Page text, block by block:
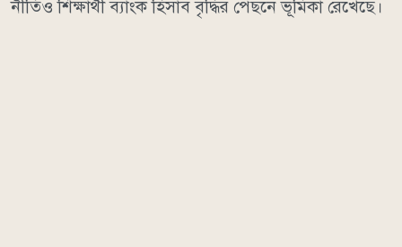
নীতিও শিক্ষার্থী ব্যাংক হিসাব বৃদ্ধির পেছনে ভূমিকা রেখেছে।